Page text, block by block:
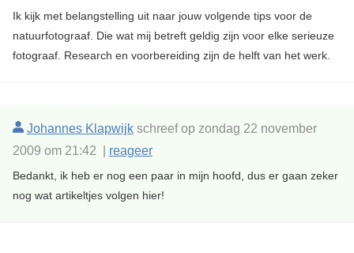
Ik kijk met belangstelling uit naar jouw volgende tips voor de
natuurfotograaf. Die wat mij betreft geldig zijn voor elke serieuze
fotograaf. Research en voorbereiding zijn de helft van het werk.
Johannes Klapwijkschreef op zondag 22 november
2009 om 21:42 | reageer
Bedankt, ik heb er nog een paar in mijn hoofd, dus er gaan zeker
nog wat artikeltjes volgen hier!